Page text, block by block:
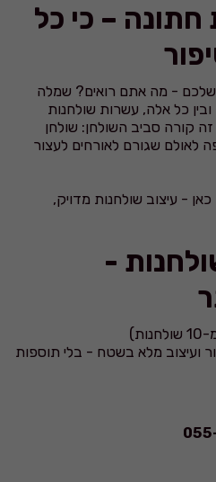
חתונה – כי כל
שלכם - מה אתם רואים? שמלה
כל אלה, עשרות שולחנות
קורה סביב השולחן: שולחן
לאולם שגורם לאורחים לעצור
- עיצוב שולחנות מדויק,
-
ועיצוב מלא בשטח - בלי תוספות